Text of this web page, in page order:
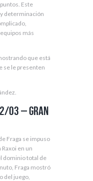
Este
determinación
más
que está
se le presenten
03 – Gran
Fraga se impuso
en un
dominio total de
Fraga mostró
del juego,